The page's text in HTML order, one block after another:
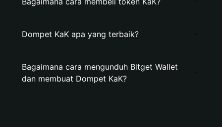
Dompet KaK apa yang terbaik?
Bagaimana cara mengunduh Bitget Wallet
dan membuat Dompet KaK?